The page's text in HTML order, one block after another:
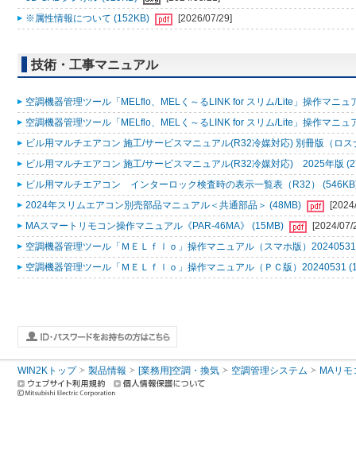
※属性情報について (152KB)
[2026/07/29]
技術・工事マニュアル
空調機器管理ツール「MELflo、MELく～るLINK for スリム/Lite」操作マニュ
空調機器管理ツール「MELflo、MELく～るLINK for スリム/Lite」操作マニュ
ビル用マルチエアコン 施工/サービスマニュアル(R32冷媒対応) 別冊版（ロ
ビル用マルチエアコン 施工/サービスマニュアル(R32冷媒対応) 2025年版
ビル用マルチエアコン インターロック検査時の表示一覧表（R32）
2024年スリムエアコン別売部品マニュアル＜共通部品＞ (48MB)
MAスマートリモコン操作マニュアル《PAR-46MA》 (15MB)
[2024/07/
空調機器管理ツール「ＭＥＬｆｌｏ」操作マニュアル（スマホ版）
空調機器管理ツール「ＭＥＬｆｌｏ」操作マニュアル（ＰＣ版）20240531
WIN2Kトップ 製品情報 [業務用]空調・換気 空調管理システム MAリモ